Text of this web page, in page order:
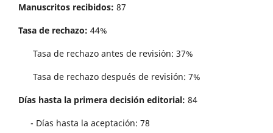
Manuscritos recibidos: 87
Tasa de rechazo: 44%
Tasa de rechazo antes de revisi´on: 37%
Tasa de rechazo después de revisión: 7%
Días hasta la primera decisión editorial: 84
- Días hasta la aceptación: 78